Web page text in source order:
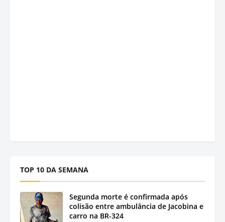
TOP 10 DA SEMANA
Segunda morte é confirmada após
colisão entre ambulância de Jacobina e
carro na BR-324